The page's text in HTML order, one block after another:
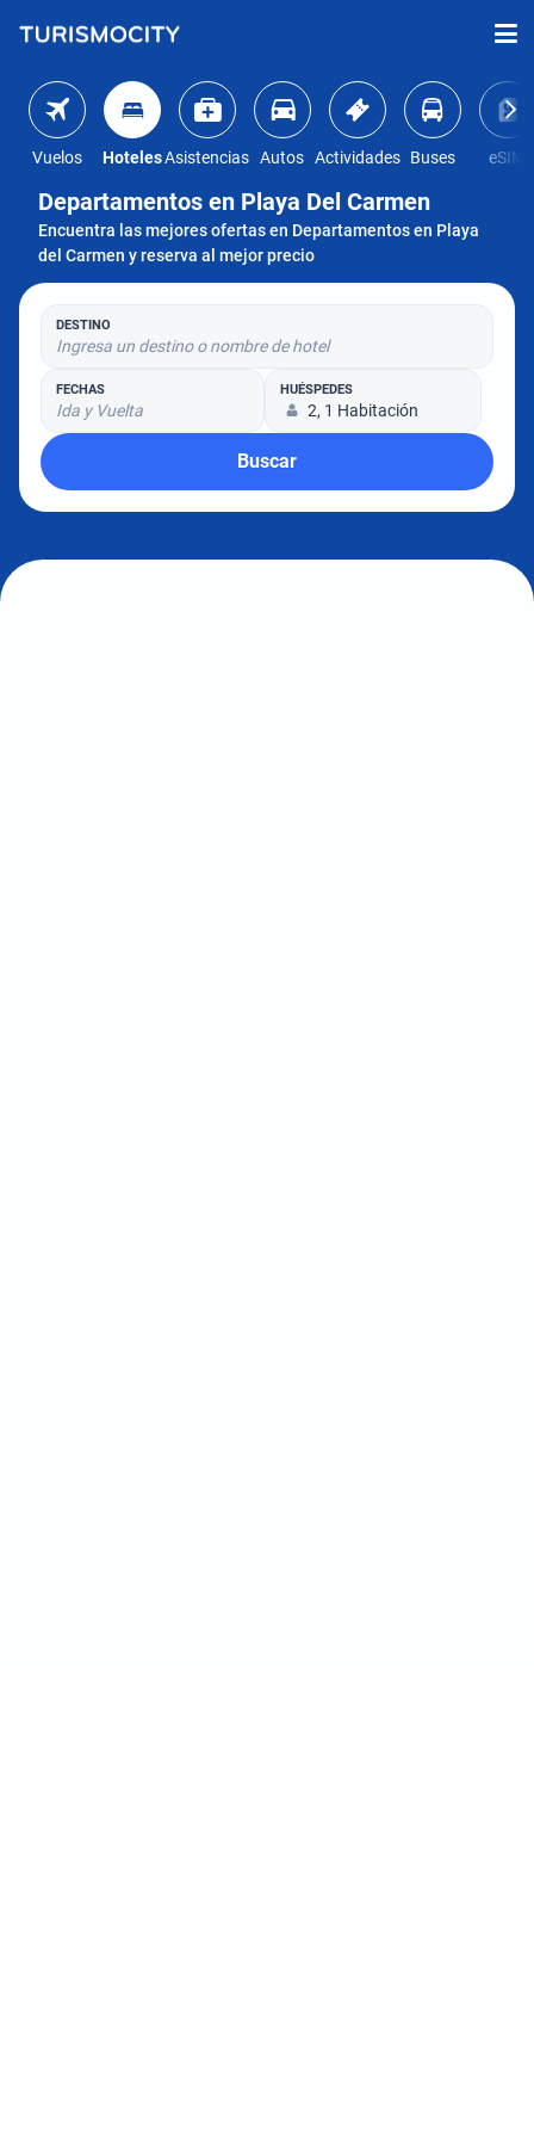
Vuelos HotelesAsistencias Autos Actividades Buses eSIM
Departamentos en Playa Del Carmen
Encuentra las mejores ofertas en Departamentos en Playa
del Carmen y reserva al mejor precio
DESTINO
Ingresa un destino o nombre de hotel
FECHAS
Ida y Vuelta
HUÉSPEDES
2, 1 Habitación
Buscar